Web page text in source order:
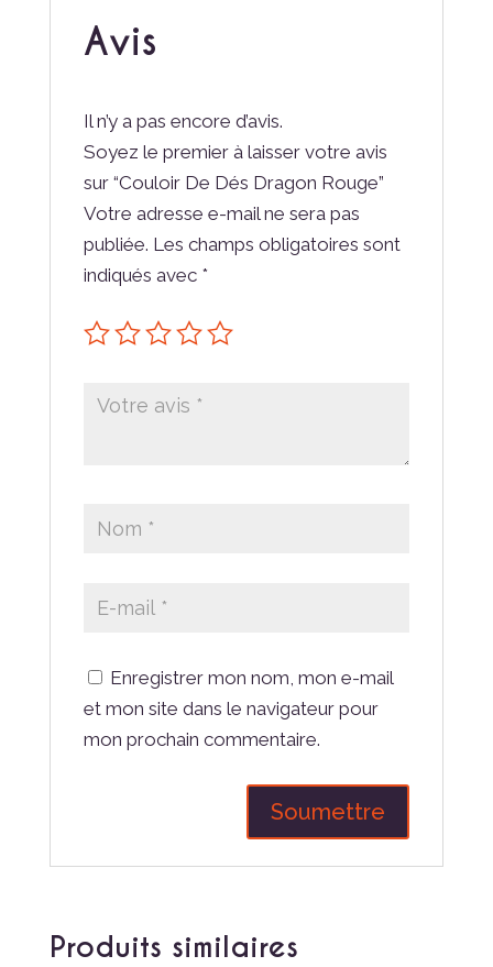
Avis
Il n’y a pas encore d’avis.
Soyez le premier à laisser votre avis
sur “Couloir De Dés Dragon Rouge”
Votre adresse e-mail ne sera pas
publiée. Les champs obligatoires sont
indiqués avec *
Enregistrer mon nom, mon e-mail
et mon site dans le navigateur pour
mon prochain commentaire.
Produits similaires